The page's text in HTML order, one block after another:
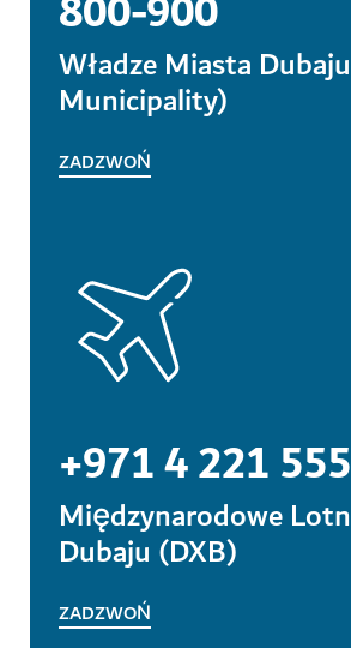
Władze Miasta
Municipality)
ZADZWOŃ
+971 4 221
Międzynarodowe
Dubaju (DXB)
ZADZWOŃ